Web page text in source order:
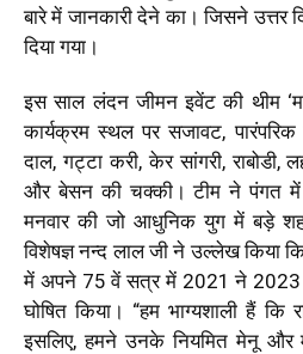
बारे में जानकारी देने का। जिसने उत्तर
दिया गया।
इस साल लंदन जीमन इवेंट की थीम
कार्यक्रम स्थल पर सजावट,
दाल, गट्टा करी, केर सांगरी, राबोडी,
और बेसन की चक्की। टीम ने पंगत में
मनवार की जो आधुनिक युग में बड़े
विशेषज्ञ नन्द लाल जी ने उल्लेख किया
में अपने 75 वें सत्र में 2021 ने 2023 को
घोषित किया। “हम भाग्यशाली हैं कि
इसलिए, हमने उनके नियमित मेनू